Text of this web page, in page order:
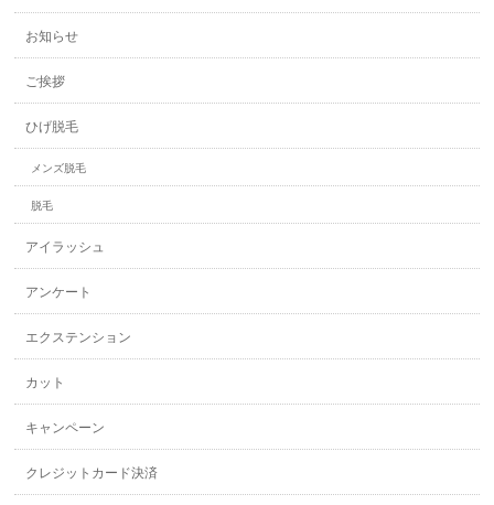
お知らせ
ご挨拶
ひげ脱毛
メンズ脱毛
脱毛
アイラッシュ
アンケート
エクステンション
カット
キャンペーン
クレジットカード決済